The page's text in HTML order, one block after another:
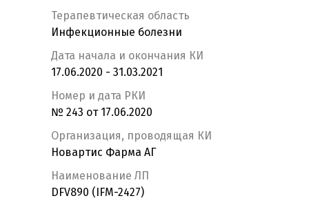
Терапевтическая область
Инфекционные болезни
Дата начала и окончания КИ
17.06.2020 - 31.03.2021
Номер и дата РКИ
№ 243 от 17.06.2020
Организация, проводящая КИ
Новартис Фарма АГ
Наименование ЛП
DFV890 (IFM-2427)